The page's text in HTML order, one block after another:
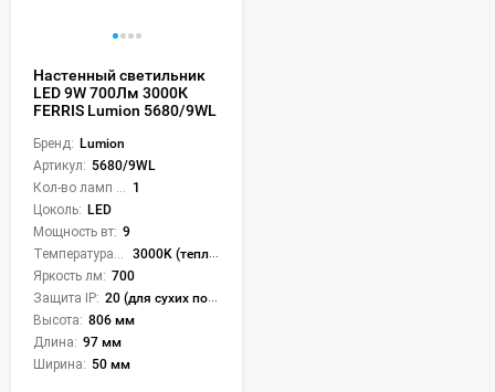
Настенный светильник
LED 9W 700Лм 3000К
FERRIS Lumion 5680/9WL
Бренд: Lumion
Артикул: 5680/9WL
1
Цоколь: LED
Мощность вт: 9
3000K (теплый)
Яркость лм: 700
Защита IP: 20 (для сухих пом.)
Высота: 806 мм
Длина: 97 мм
Ширина: 50 мм